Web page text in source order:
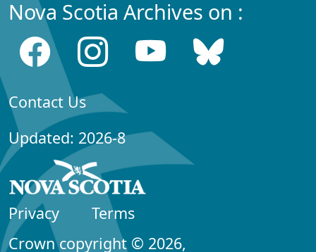
Nova Scotia Archives on :
Contact Us
Updated: 2026-8
Privacy
Terms
Crown copyright © 2026,